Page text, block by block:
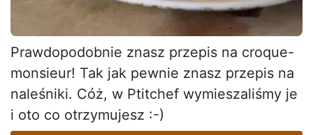
Prawdopodobnie znasz przepis na croque-
monsieur! Tak jak pewnie znasz przepis na
naleśniki. Cóż, w Ptitchef wymieszaliśmy je
i oto co otrzymujesz :-)